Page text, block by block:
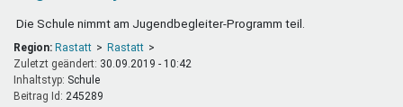
Die Schule nimmt am Jugendbegleiter-Programm teil.
Region: Rastatt
Rastatt
Zuletzt geändert: 30.09.2019 - 10:42
Inhaltstyp:
schule
Beitrag Id: 245289